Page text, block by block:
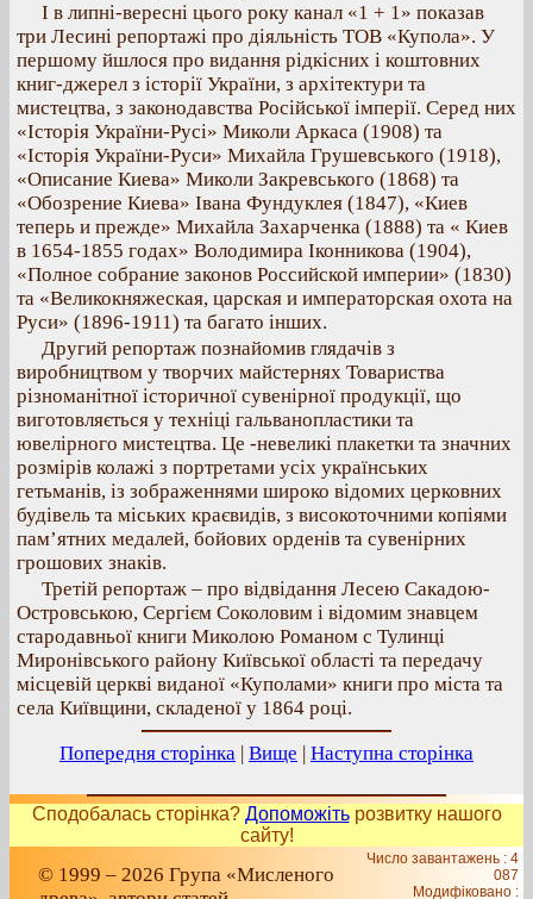
І в липні-вересні цього року канал «1 + 1» показав
три Лесині репортажі про діяльність ТОВ «Купола». У
першому йшлося про видання рідкісних і коштовних
книг-джерел з історії України, з архітектури та
мистецтва, з законодавства Російської імперії. Серед них
«Історія України-Русі» Миколи Аркаса (1908) та
«Історія України-Руси» Михайла Грушевського (1918),
«Описание Киева» Миколи Закревського (1868) та
«Обозрение Киева» Івана Фундуклея (1847), «Киев
теперь и прежде» Михайла Захарченка (1888) та « Киев
в 1654-1855 годах» Володимира Іконникова (1904),
«Полное собрание законов Российской империи» (1830)
та «Великокняжеская, царская и императорская охота на
Руси» (1896-1911) та багато інших.
Другий репортаж познайомив глядачів з
виробництвом у творчих майстернях Товариства
різноманітної історичної сувенірної продукції, що
виготовляється у техніці гальванопластики та
ювелірного мистецтва. Це -невеликі плакетки та значних
розмірів колажі з портретами усіх українських
гетьманів, із зображеннями широко відомих церковних
будівель та міських краєвидів, з високоточними копіями
пам’ятних медалей, бойових орденів та сувенірних
грошових знаків.
Третій репортаж – про відвідання Лесею Сакадою-
Островською, Сергієм Соколовим і відомим знавцем
стародавньої книги Миколою Романом с Тулинці
Миронівського району Київської області та передачу
місцевій церкві виданої «Куполами» книги про міста та
села Київщини, складеної у 1864 році.
Попередня сторінка | Вище | Наступна сторінка
Сподобалась сторінка? Допоможітьрозвитку нашого
сайту!
© 1999 – 2026 Група «Мисленого
Число завантажень : 4
087
Модифіковано :